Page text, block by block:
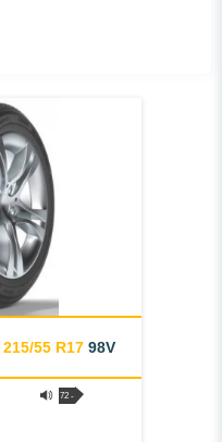
215/55 R17 98V
72 -